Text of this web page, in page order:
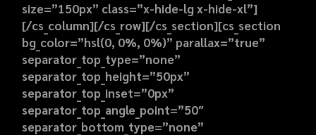
size=”150px” class=”x-hide-lg x-hide-xl”]
[/cs_column][/cs_row][/cs_section][cs_section
bg_color=”hsl(0, 0%, 0%)” parallax=”true”
separator_top_type=”none”
separator_top_height=”50px”
separator_top_inset=”0px”
separator_top_angle_point=”50″
separator_bottom_type=”none”